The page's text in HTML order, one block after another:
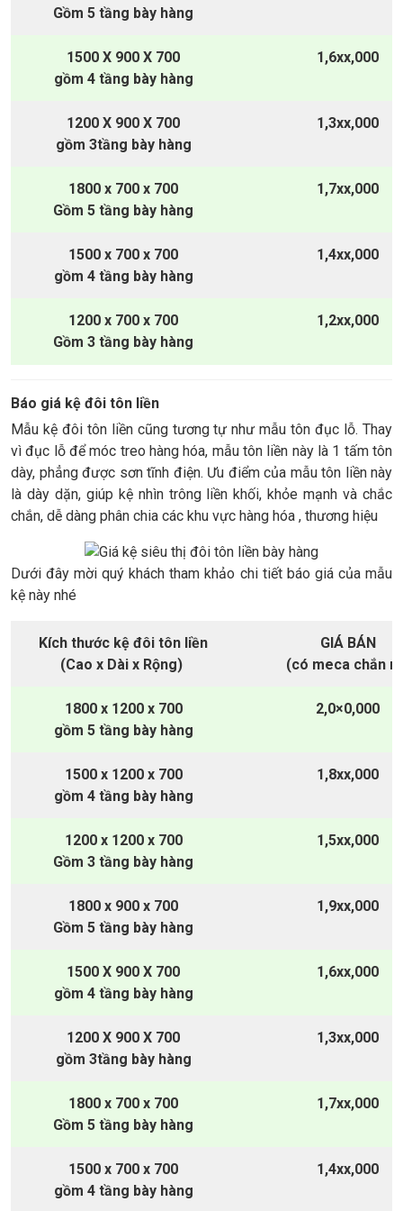
Gồm 5 tầng bày hàng
1500 X 900 X 700
gồm 4 tầng bày hàng
1,6xx,000
1200 X 900 X 700
gồm 3tầng bày hàng
1,3xx,000
1800 x 700 x 700
Gồm 5 tầng bày hàng
1,7xx,000
1500 x 700 x 700
gồm 4 tầng bày hàng
1,4xx,000
1200 x 700 x 700
Gồm 3 tầng bày hàng
1,2xx,000
Báo giá kệ đôi tôn liền
Mẫu kệ đôi tôn liền cũng tương tự như mẫu tôn đục lỗ. Thay
vì đục lỗ để móc treo hàng hóa, mẫu tôn liền này là 1 tấm tôn
dày, phẳng được sơn tĩnh điện. Ưu điểm của mẫu tôn liền này
là dày dặn, giúp kệ nhìn trông liền khối, khỏe mạnh và chắc
chắn, dễ dàng phân chia các khu vực hàng hóa , thương hiệu
Dưới đây mời quý khách tham khảo chi tiết báo giá của mẫu
kệ này nhé
Kích thước kệ đôi tôn liền
(Cao x Dài x Rộng)
GIÁ BÁN
(có meca chắn
1800 x 1200 x 700
gồm 5 tầng bày hàng
2,0×0,000
1500 x 1200 x 700
gồm 4 tầng bày hàng
1,8xx,000
1200 x 1200 x 700
Gồm 3 tầng bày hàng
1,5xx,000
1800 x 900 x 700
Gồm 5 tầng bày hàng
1,9xx,000
1500 X 900 X 700
gồm 4 tầng bày hàng
1,6xx,000
1200 X 900 X 700
gồm 3tầng bày hàng
1,3xx,000
1800 x 700 x 700
Gồm 5 tầng bày hàng
1,7xx,000
1500 x 700 x 700
gồm 4 tầng bày hàng
1,4xx,000